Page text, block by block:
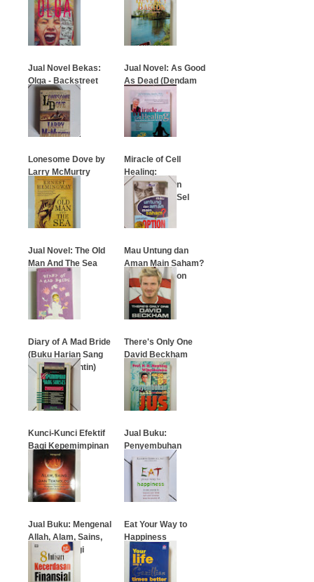
Jual Novel Bekas:
Olga - Backstreet
Jual Novel: As Good
As Dead (Dendam
Terkhianati)
…
Lonesome Dove by
Larry McMurtry
…
Miracle of Cell
Healing:
Penyembuhan
Berawal dari Sel
Jual Novel: The Old
Man And The Sea
Mau Untung dan
Aman Main Saham?
Pakailah Option
…
Diary of A Mad Bride
(Buku Harian Sang
Calon Pengantin)
…
There's Only One
David Beckham
…
Kunci-Kunci Efektif
Bagi Kepemimpinan
Yang Sukses
…
Jual Buku:
Penyembuhan
dengan Jus
Jual Buku: Mengenal
Allah, Alam, Sains,
Dan Teknologi
…
Eat Your Way to
Happiness
…